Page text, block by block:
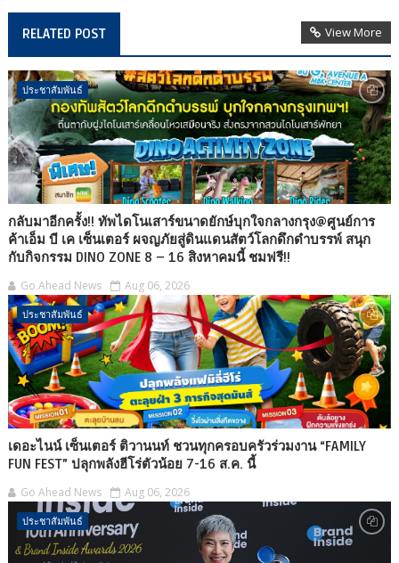
RELATED POST View More
ประชาสัมพันธ์
กลับมาอีกครั้ง!! ทัพไดโนเสาร์ขนาดยักษ์บุกใจกลางกรุง@ศูนย์การ
ค้าเอ็ม บี เค เซ็นเตอร์ ผจญภัยสู่ดินแดนสัตว์โลกดึกดำบรรพ์ สนุก
กับกิจกรรม DINO ZONE 8 – 16 สิงหาคมนี้ ชมฟรี!!
Go Ahead News Aug 06, 2026
ประชาสัมพันธ์
เดอะไนน์ เซ็นเตอร์ ติวานนท์ ชวนทุกครอบครัวร่วมงาน “FAMILY
FUN FEST” ปลุกพลังฮีโร่ตัวน้อย 7-16 ส.ค. นี้
Go Ahead News Aug 06, 2026
ประชาสัมพันธ์